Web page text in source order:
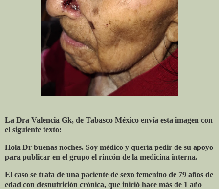
La Dra Valencia Gk, de Tabasco México envía esta imagen con
el siguiente texto:
Hola Dr buenas noches. Soy médico y quería pedir de su apoyo
para publicar en el grupo el rincón de la medicina interna.
El caso se trata de una paciente de sexo femenino de 79 años de
edad con desnutrición crónica, que inició hace más de 1 año